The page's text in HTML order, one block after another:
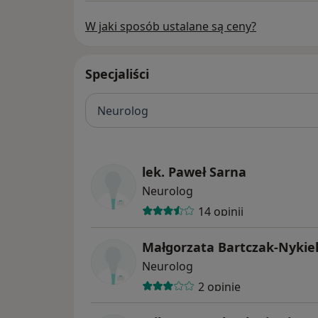
W jaki sposób ustalane są ceny?
Specjaliści
Neurolog
lek. Paweł Sarna
Neurolog
14 opinii
Małgorzata Bartczak-Nykiel
Neurolog
2 opinie